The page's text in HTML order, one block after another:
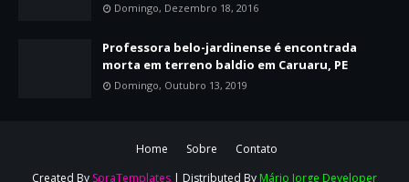
Domingo, Dezembro 18, 2016
Professora belo-jardinense é encontrada
morta em terreno baldio em Caruaru, PE
Domingo, Outubro 13, 2019
Home Sobre
Contato
Created By SoraTemplates | Distributed By Mário Jorge Developer